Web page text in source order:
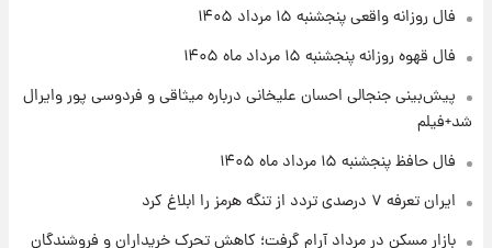
۲۳ ساعت پیش
ارزش سهام عدالت برای امروز چهارشنبه ۱۴ مرداد
فال روزانه واقعی پنجشنبه ۱۵ مرداد ۱۴۰۵
فال قهوه روزانه پنجشنبه ۱۵ مرداد ماه ۱۴۰۵
پیش‌بینی جنجالی احسان علیخانی درباره میثاقی و فردوسی پور وایرال
شد+فیلم
فال حافظ پنجشنبه ۱۵ مرداد ماه ۱۴۰۵
ایران تعرفه ۷ درصدی تردد از تنگه هرمز را ابلاغ کرد
بازار مسکن در مرداد آرام گرفت؛ کاهش تحرک خریداران و فروشندگان